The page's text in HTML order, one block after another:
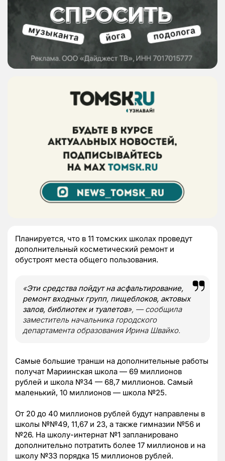
Планируется, что в 11 томских школах проведут
дополнительный косметический ремонт и
обустроят места общего пользования.
«Эти средства пойдут на асфальтирование,
ремонт входных групп, пищеблоков, актовых
залов, библиотек и туалетов», — сообщила
заместитель начальника городского
департамента образования Ирина Швайко.
Самые большие транши на дополнительные работы
получат Мариинская школа — 69 миллионов
рублей и школа №34 — 68,7 миллионов. Самый
маленький, 10 миллионов — школа №25.
От 20 до 40 миллионов рублей будут направлены в
школы №№49, 11,67 и 23, а также гимназии №56 и
№26. На школу-интернат №1 запланировано
дополнительно потратить более 17 миллионов и на
школу №33 порядка 15 миллионов рублей.